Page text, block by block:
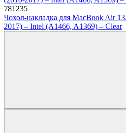
781235
Чохол-накладка для MacBook Air
2017) – Intel (A1466, A1369) – Clear